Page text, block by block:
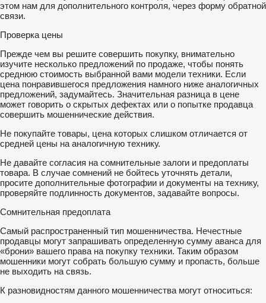
этом нам для дополнительного контроля, через форму обратной
связи.
Проверка цены
Прежде чем вы решите совершить покупку, внимательно
изучите несколько предложений по продаже, чтобы понять
среднюю стоимость выбранной вами модели техники. Если
цена понравившегося предложения намного ниже аналогичных
предложений, задумайтесь. Значительная разница в цене
может говорить о скрытых дефектах или о попытке продавца
совершить мошеннические действия.
Не покупайте товары, цена которых слишком отличается от
средней цены на аналогичную технику.
Не давайте согласия на сомнительные залоги и предоплаты
товара. В случае сомнений не бойтесь уточнять детали,
просите дополнительные фотографии и документы на технику,
проверяйте подлинность документов, задавайте вопросы.
Сомнительная предоплата
Самый распространенный тип мошенничества. Нечестные
продавцы могут запрашивать определенную сумму аванса для
«брони» вашего права на покупку техники. Таким образом
мошенники могут собрать большую сумму и пропасть, больше
не выходить на связь.
К разновидностям данного мошенничества могут относиться: